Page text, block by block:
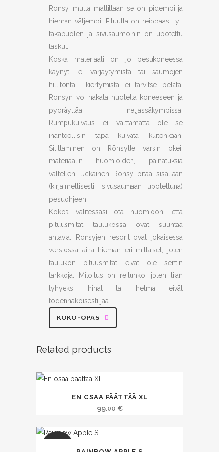
Rönsy, mutta malliltaan se on pidempi ja
hieman väljempi. Pituutta on reippaasti yli
takapuolen ja sivusaumoihin on upotettu
taskut.
Koska materiaali on jo pesukoneessa
käynyt, ei värjäytymistä tai saumojen
hillitöntä kiertymistä ei tarvitse pelätä.
Rönsyn voi nakata huoletta koneeseen ja
pyöräyttää neljässäkympissä.
Rumpukuivaus ei välttämättä ole se
ihanteellisin tapa kuivata kuitenkaan.
Silittäminen on Rönsylle varsin okei,
materiaalin huomioiden, painatuksia
vältellen. Jokainen Rönsy pitää sisällään
(kirjaimellisesti, sivusaumaan upotettuna)
pesuohjeen.
Kokoa valitessasi ota huomioon, että
pituusmitat taulukossa ovat suuntaa
antavia. Rönsyjen resorit ovat jokaisessa
versiossa aina hieman eri mittaiset, joten
taulukon pituusmitat eivät ole sentin
tarkkoja. Mitoitus on reiluhko, joten liian
lyhyeksi hihat tai helma eivät
todennäköisesti jää.
KOKO-OPAS
Related products
EN OSAA PÄÄTTÄÄ XL
99.00 €